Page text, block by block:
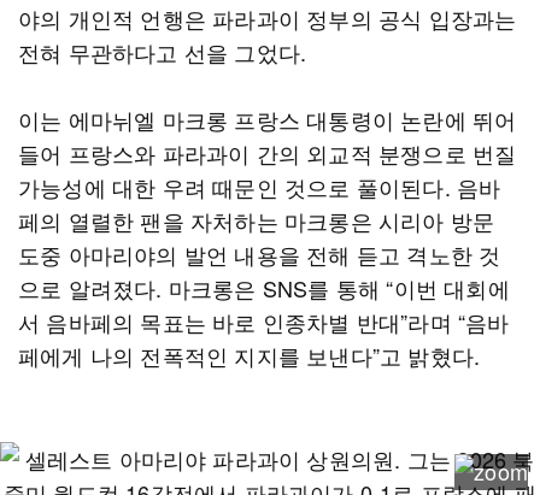
야의 개인적 언행은 파라과이 정부의 공식 입장과는
전혀 무관하다고 선을 그었다.
이는 에마뉘엘 마크롱 프랑스 대통령이 논란에 뛰어
들어 프랑스와 파라과이 간의 외교적 분쟁으로 번질
가능성에 대한 우려 때문인 것으로 풀이된다. 음바
페의 열렬한 팬을 자처하는 마크롱은 시리아 방문
도중 아마리야의 발언 내용을 전해 듣고 격노한 것
으로 알려졌다. 마크롱은 SNS를 통해 “이번 대회에
서 음바페의 목표는 바로 인종차별 반대”라며 “음바
페에게 나의 전폭적인 지지를 보낸다”고 밝혔다.